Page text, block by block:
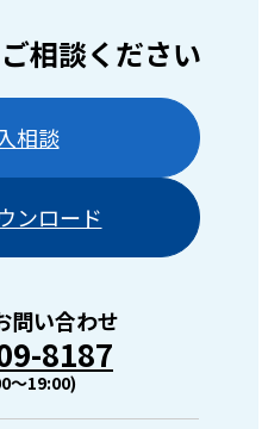
ご相談ください
相談
ンロード
問い合わせ
8187
〜19:00)